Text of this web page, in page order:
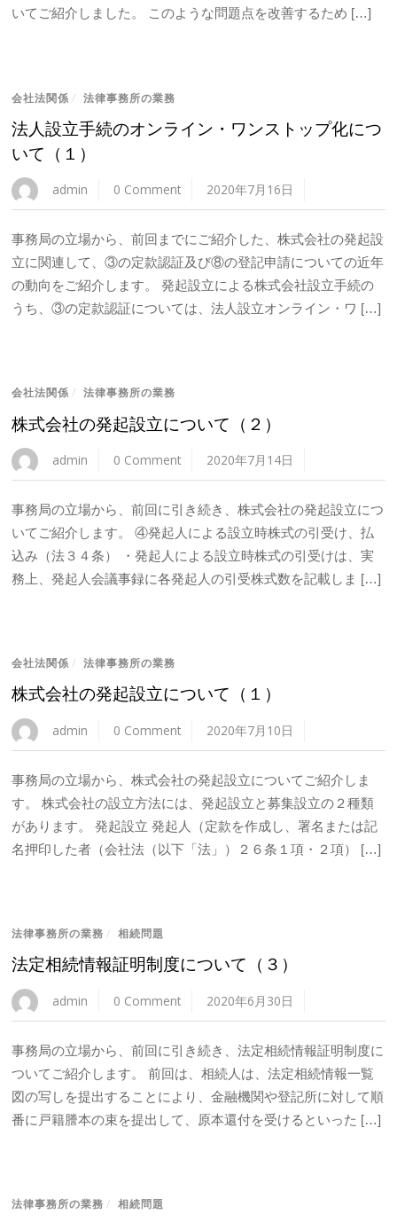
いてご紹介しました。 このような問題点を改善するため […]
会社法関係 / 法律事務所の業務
法人設立手続のオンライン・ワンストップ化につ
いて（１）
admin 0 Comment 2020年7月16日
事務局の立場から、前回までにご紹介した、株式会社の発起設
立に関連して、③の定款認証及び⑧の登記申請についての近年
の動向をご紹介します。 発起設立による株式会社設立手続の
うち、③の定款認証については、法人設立オンライン・ワ […]
会社法関係 / 法律事務所の業務
株式会社の発起設立について（２）
admin 0 Comment 2020年7月14日
事務局の立場から、前回に引き続き、株式会社の発起設立につ
いてご紹介します。 ④発起人による設立時株式の引受け、払
込み（法３４条） ・発起人による設立時株式の引受けは、実
務上、発起人会議事録に各発起人の引受株式数を記載しま […]
会社法関係 / 法律事務所の業務
株式会社の発起設立について（１）
admin 0 Comment 2020年7月10日
事務局の立場から、株式会社の発起設立についてご紹介しま
す。 株式会社の設立方法には、発起設立と募集設立の２種類
があります。 発起設立 発起人（定款を作成し、署名または記
名押印した者（会社法（以下「法」）２６条１項・２項） […]
法律事務所の業務 / 相続問題
法定相続情報証明制度について（３）
admin 0 Comment 2020年6月30日
事務局の立場から、前回に引き続き、法定相続情報証明制度に
ついてご紹介します。 前回は、相続人は、法定相続情報一覧
図の写しを提出することにより、金融機関や登記所に対して順
番に戸籍謄本の束を提出して、原本還付を受けるといった […]
法律事務所の業務 / 相続問題